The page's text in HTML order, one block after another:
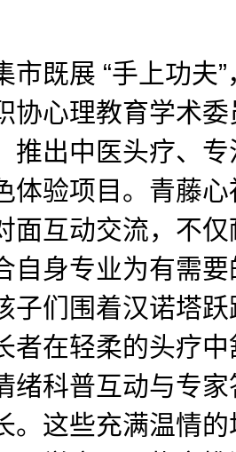
展 “手上功夫”
协心理教育学术
推出中医头疗、
体验项目。青藤
面互动交流，不
自身专业为有需
子们围着汉诺塔
者在轻柔的头疗
绪科普互动与专
。这些充满温情